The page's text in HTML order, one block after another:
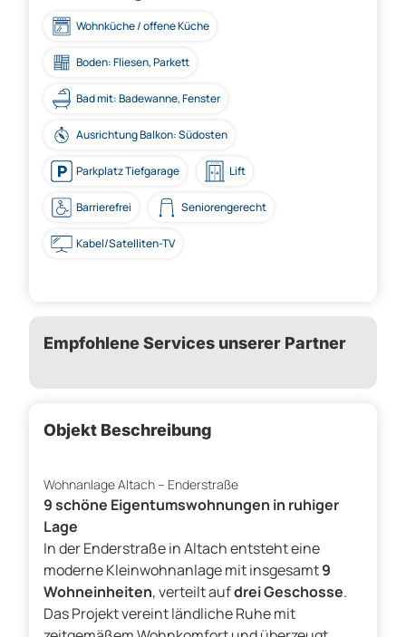
Wohnküche / offene Küche
Boden: Fliesen, Parkett
Bad mit: Badewanne, Fenster
Ausrichtung Balkon: Südosten
Parkplatz Tiefgarage Lift
Barrierefrei Seniorengerecht
Kabel/Satelliten-TV
Empfohlene Services unserer Partner
Objekt Beschreibung
Wohnanlage Altach – Enderstraße
9 schöne Eigentumswohnungen in ruhiger
Lage
In der Enderstraße in Altach entsteht eine
moderne Kleinwohnanlage mit insgesamt9
Wohneinheiten, verteilt aufdrei Geschosse.
Das Projekt vereint ländliche Ruhe mit